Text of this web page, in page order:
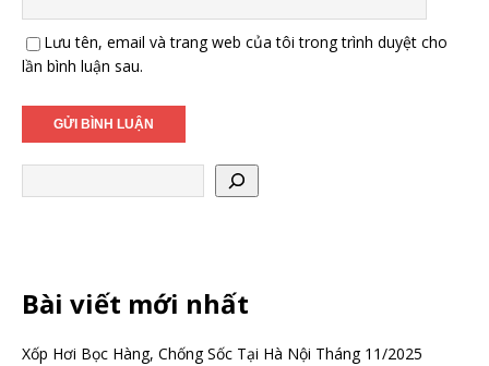
Lưu tên, email và trang web của tôi trong trình duyệt cho
lần bình luận sau.
Bài viết mới nhất
Xốp Hơi Bọc Hàng, Chống Sốc Tại Hà Nội Tháng 11/2025